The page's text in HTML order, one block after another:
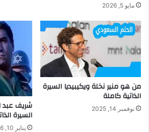
مايو 5, 2026
من هو منير نخلة ويكيبيديا السيرة
الذاتية كاملة
نوفمبر 14, 2025 شريف عبد
السيرة
يناير 10, 2026